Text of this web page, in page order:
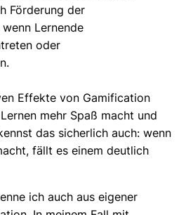
Förderung der
Lernende
oder
Effekte von Gamification
mehr Spaß macht und
das sicherlich auch: wenn
fällt es einem deutlich
ich auch aus eigener